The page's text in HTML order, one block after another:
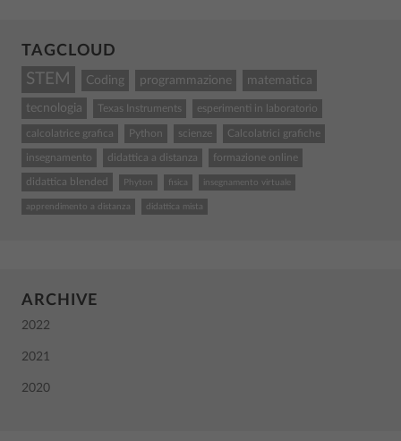
TAGCLOUD
STEM Coding programmazione matematica
tecnologia Texas Instruments esperimenti in laboratorio
calcolatrice grafica Python scienze Calcolatrici grafiche
insegnamento didattica a distanza formazione online
didattica blended Phyton fisica insegnamento virtuale
apprendimento a distanza didattica mista
ARCHIVE
2022
2021
2020